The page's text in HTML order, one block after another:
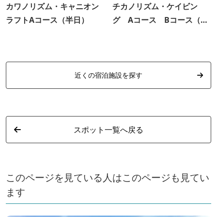
カワノリズム・キャニオン
ラフトAコース（半日）
チカノリズム・ケイビン
グ Aコース Bコース（半
近くの宿泊施設を探す
スポット一覧へ戻る
このページを見ている人はこのページも見てい
ます